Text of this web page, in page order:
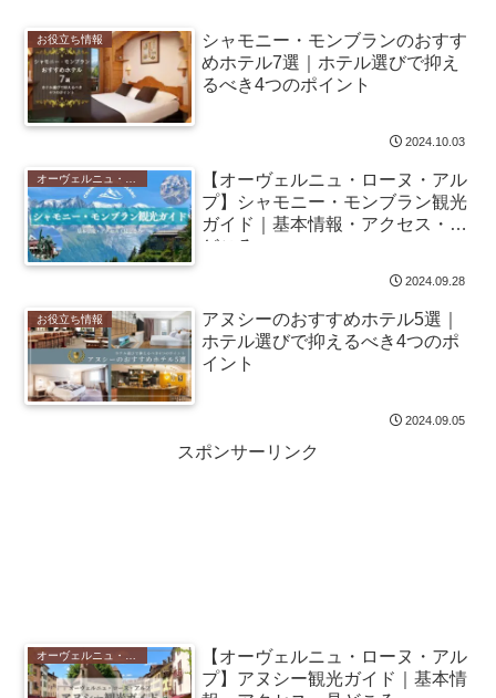
お役立ち情報
シャモニー・モンブランのおすす
めホテル7選｜ホテル選びで抑え
るべき4つのポイント
2024.10.03
オーヴェルニュ・ローヌ・アルプ
【オーヴェルニュ・ローヌ・アル
プ】シャモニー・モンブラン観光
ガイド｜基本情報・アクセス・見
どころ
2024.09.28
お役立ち情報
アヌシーのおすすめホテル5選｜
ホテル選びで抑えるべき4つのポ
イント
2024.09.05
スポンサーリンク
オーヴェルニュ・ローヌ・アルプ
【オーヴェルニュ・ローヌ・アル
プ】アヌシー観光ガイド｜基本情